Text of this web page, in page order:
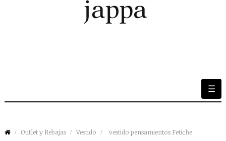
de
☰
Outlet y Rebajas Vestido vestido pensamientos Fetiche